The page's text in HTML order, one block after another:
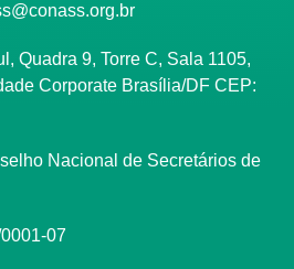
Quadra 9, Torre C, Sala 1105,
Corporate Brasília/DF CEP:
Nacional de Secretários de
07